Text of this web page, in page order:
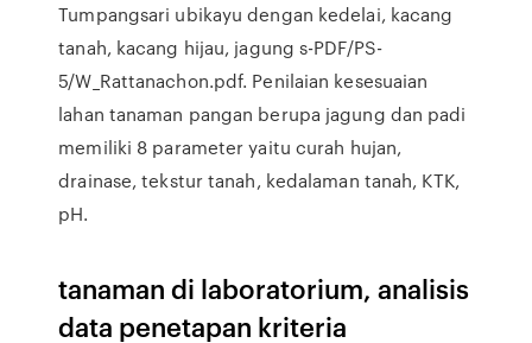
Tumpangsari ubikayu dengan kedelai, kacang
tanah, kacang hijau, jagung s-PDF/PS-
5/W_Rattanachon.pdf. Penilaian kesesuaian
lahan tanaman pangan berupa jagung dan padi
memiliki 8 parameter yaitu curah hujan,
drainase, tekstur tanah, kedalaman tanah, KTK,
pH.
tanaman di laboratorium, analisis
data penetapan kriteria